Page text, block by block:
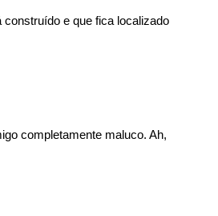
e que fica localizado
completamente maluco. Ah,